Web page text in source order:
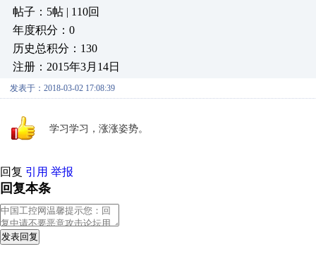
帖子：5帖 | 110回
年度积分：0
历史总积分：130
注册：2015年3月14日
发表于：2018-03-02 17:08:39
学习学习，涨涨姿势。
回复 引用 举报
回复本条
发表回复